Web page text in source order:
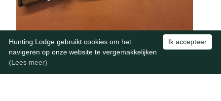
Ik accepteer
Hunting Lodge gebruikt cookies om het
navigeren op onze website te vergemakkelijken
(Lees meer)